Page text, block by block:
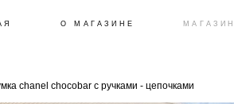
О МАГАЗИНЕ МАГАЗИН
chanel chocobar с ручками - цепочками